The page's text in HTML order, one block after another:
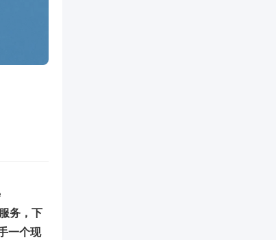
务，下
一个现